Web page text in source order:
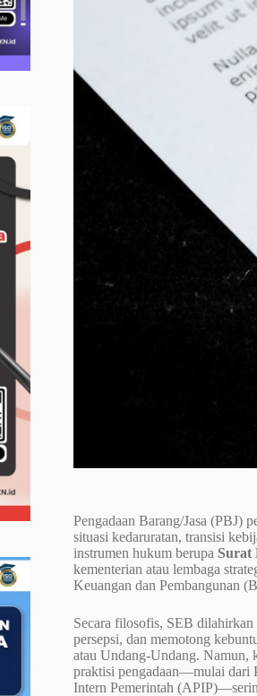
Pengadaan Barang/Jasa (PBJ)
situasi kedaruratan, transisi
instrumen hukum berupa Surat
kementerian atau lembaga
Keuangan dan Pembangunan
Secara filosofis, SEB dilahirkan
persepsi, dan memotong
atau Undang-Undang. Namun,
praktisi pengadaan—mulai dari
Intern Pemerintah